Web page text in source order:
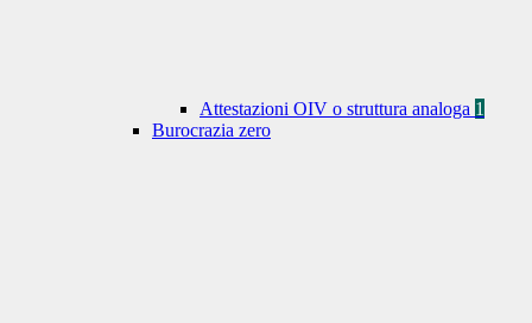
Attestazioni OIV o struttura analoga 1
Burocrazia zero